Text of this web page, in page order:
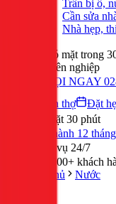
Trần bị ố,
Cần sửa
Nhà hẹp,
Có mặt trong
chuyên nghiệp
GỌI NGAY
Tuyển thợ
Đặt
Có mặt 30 phút
Bảo hành 12 tháng
Phục vụ 24/7
300,000+ khách
Trang chủ
Nước